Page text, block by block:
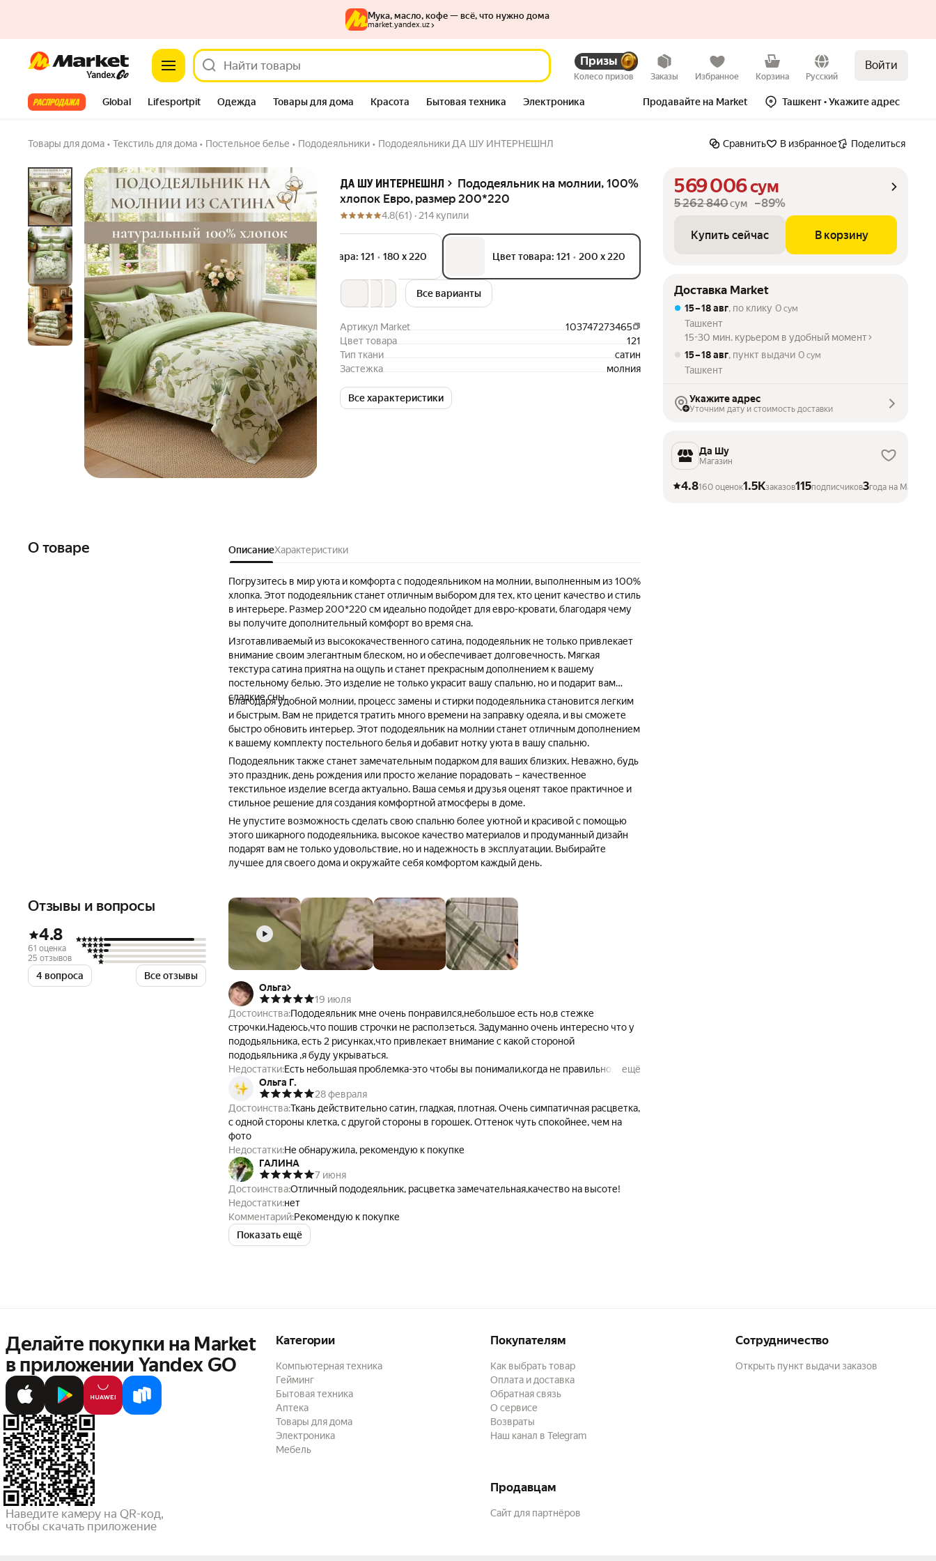
Market Призы
Колесо призов Заказы Избранное Корзина Русский
Войти
Все хиты Global Lifesportpit Одежда Товары для дома Красота Бытовая техника Электроника Продавайте на Market Ташкент• Укажите адрес
Мука, масло, кофе — всё, что нужно дома
market.yandex.uz
Товары для дома • Текстиль для дома • Постельное белье • Пододеяльники • Пододеяльники ДА ШУ ИНТЕРНЕШНЛ Сравнить В избранное Поделиться
ДА ШУ ИНТЕРНЕШНЛ
Пододеяльник на молнии, 100%
хлопок Евро, размер 200*220
4.8(61) · 214 купили
х 210 Цвет товара: 121 150 х 210 Цвет товара: 121 • 180 х 220 Цвет товара: 121 • 200 х 220
Все варианты
Артикул Market
103747273465
Цвет товара
121
Тип ткани
сатин
Застежка
молния
Все характеристики
569 006сум
5 262 840сум –89%
Купить сейчас В корзину
Пододеяльник на молнии, 100% хлопок Евро, размер 200*220
4.8(61) · 214 купили 4 вопроса 5 262 840сум –89%
Купить сейчас В корзину
Доставка Market
15 – 18 авг, по клику 0 сум
Ташкент
15-30 мин. курьером в удобный момент
15 – 18 авг, пункт выдачи 0 сум
Ташкент
Укажите адрес
Уточним дату и стоимость доставки
Да Шу
Магазин
4.8160 оценок1.5Kзаказов115подписчиков3года на Маркете
О товаре ОписаниеХарактеристики
Погрузитесь в мир уюта и комфорта с пододеяльником на молнии, выполненным из 100%
хлопка. Этот пододеяльник станет отличным выбором для тех, кто ценит качество и стиль
в интерьере. Размер 200*220 см идеально подойдет для евро-кровати, благодаря чему
вы получите дополнительный комфорт во время сна.
Изготавливаемый из высококачественного сатина, пододеяльник не только привлекает
внимание своим элегантным блеском, но и обеспечивает долговечность. Мягкая
текстура сатина приятна на ощупь и станет прекрасным дополнением к вашему
постельному белью. Это изделие не только украсит вашу спальню, но и подарит вам
сладкие сны.
Благодаря удобной молнии, процесс замены и стирки пододеяльника становится легким
и быстрым. Вам не придется тратить много времени на заправку одеяла, и вы сможете
быстро обновить интерьер. Этот пододеяльник на молнии станет отличным дополнением
к вашему комплекту постельного белья и добавит нотку уюта в вашу спальню.
Пододеяльник также станет замечательным подарком для ваших близких. Неважно, будь
это праздник, день рождения или просто желание порадовать – качественное
текстильное изделие всегда актуально. Ваша семья и друзья оценят такое практичное и
стильное решение для создания комфортной атмосферы в доме.
Не упустите возможность сделать свою спальню более уютной и красивой с помощью
этого шикарного пододеяльника. высокое качество материалов и продуманный дизайн
подарят вам не только удовольствие, но и надежность в эксплуатации. Выбирайте
лучшее для своего дома и окружайте себя комфортом каждый день.
Отзывы и вопросы
4.8
61 оценка
25 отзывов
4 вопроса
Все отзывы
Ольга
19 июля
Достоинства:Пододеяльник мне очень понравился,небольшое есть но,в стежке
строчки.Надеюсь,что пошив строчки не расползеться. Задуманно очень интересно что у
пододьяльника, есть 2 рисунках,что привлекает внимание с какой стороной
пододьяльника ,я буду укрываться.
Недостатки:Есть небольшая проблемка-это чтобы вы понимали,когда не правильно
заправляют швейную машинку,то появляется петленная строчка.К сожалению
ещё
Ольга Г.
28 февраля
Достоинства:Ткань действительно сатин, гладкая, плотная. Очень симпатичная расцветка,
с одной стороны клетка, с другой стороны в горошек. Оттенок чуть спокойнее, чем на
фото
Недостатки:
Не обнаружила, рекомендую к покупке
ГАЛИНА
7 июня
Достоинства:Отличный пододеяльник, расцветка замечательная,качество на высоте!
Недостатки:нет
Комментарий:Рекомендую к покупке
Показать ещё
Делайте покупки на Market
в приложении Yandex GO
Наведите камеру на QR-код,
чтобы скачать приложение
Категории
Компьютерная техника
Гейминг
Бытовая техника
Аптека
Товары для дома
Электроника
Мебель
Покупателям
Как выбрать товар
Оплата и доставка
Обратная связь
О сервисе
Возвраты
Наш канал в Telegram
Сотрудничество
Открыть пункт выдачи заказов
Продавцам
Сайт для партнёров